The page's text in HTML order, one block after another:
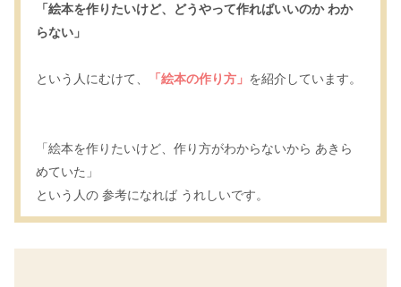
「絵本を作りたいけど、どうやって作ればいいのか わか
らない」
という人にむけて、 「絵本の作り方」 を紹介しています。
「絵本を作りたいけど、作り方がわからないから あきら
めていた」
という人の 参考になれば うれしいです。